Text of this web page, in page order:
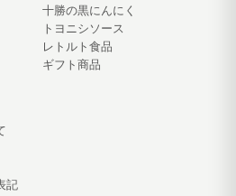
十勝の黒にんにく
トヨニシソース
レトルト食品
ギフト商品
記